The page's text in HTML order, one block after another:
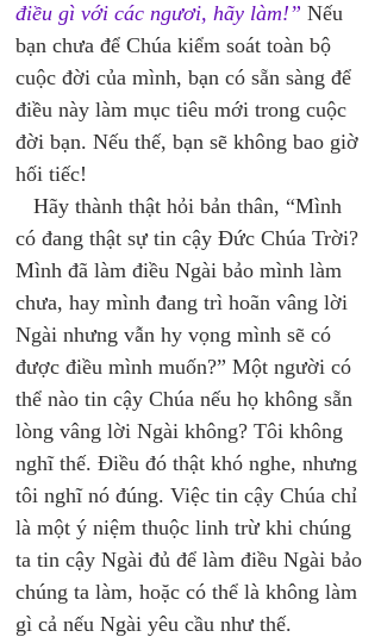
điều gì với các ngươi, hãy làm!” Nếu
bạn chưa để Chúa kiểm soát toàn bộ
cuộc đời của mình, bạn có sẵn sàng để
điều này làm mục tiêu mới trong cuộc
đời bạn. Nếu thế, bạn sẽ không bao giờ
hối tiếc!
Hãy thành thật hỏi bản thân, “Mình
có đang thật sự tin cậy Đức Chúa Trời?
Mình đã làm điều Ngài bảo mình làm
chưa, hay mình đang trì hoãn vâng lời
Ngài nhưng vẫn hy vọng mình sẽ có
được điều mình muốn?” Một người có
thể nào tin cậy Chúa nếu họ không sẵn
lòng vâng lời Ngài không? Tôi không
nghĩ thế. Điều đó thật khó nghe, nhưng
tôi nghĩ nó đúng. Việc tin cậy Chúa chỉ
là một ý niệm thuộc linh trừ khi chúng
ta tin cậy Ngài đủ để làm điều Ngài bảo
chúng ta làm, hoặc có thể là không làm
gì cả nếu Ngài yêu cầu như thế.